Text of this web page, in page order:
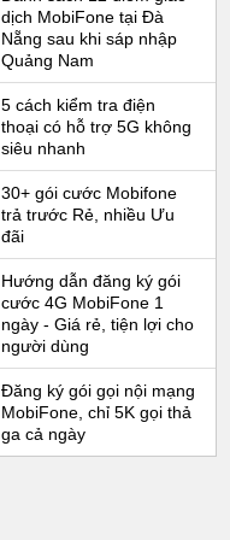
dịch MobiFone tại Đà
Nẵng sau khi sáp nhập
Quảng Nam
5 cách kiểm tra điện
thoại có hỗ trợ 5G không
siêu nhanh
30+ gói cước Mobifone
trả trước Rẻ, nhiều Ưu
đãi
Hướng dẫn đăng ký gói
cước 4G MobiFone 1
ngày - Giá rẻ, tiện lợi cho
người dùng
Đăng ký gói gọi nội mạng
MobiFone, chỉ 5K gọi thả
ga cả ngày